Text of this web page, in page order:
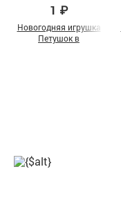
1 ₽
Новогодняя игрушка
Петушок в